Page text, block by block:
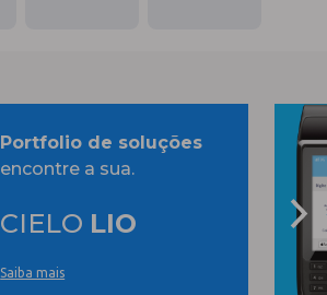
Portfolio de soluções
encontre a sua.
CIELO LIO
Saiba mais